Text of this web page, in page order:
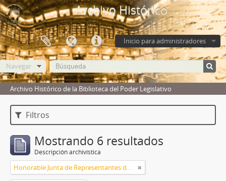
Archivo Histórico
Inicio para administradores
Navegar
Archivo Histórico de la Biblioteca del Poder Legislativo
Filtros
Mostrando 6 resultados
Descripción archivística